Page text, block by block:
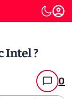
Intel ?
0